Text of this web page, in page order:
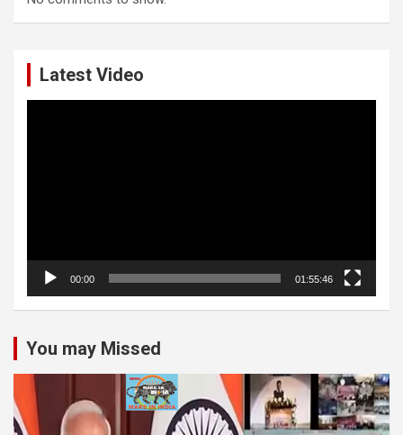
Latest Video
00:00 01:55:46
You may Missed